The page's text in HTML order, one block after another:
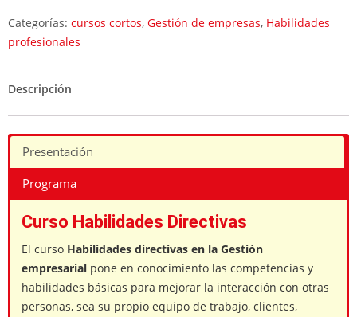
cantidad
Categorías: cursos cortos, Gestión de empresas, Habilidades
profesionales
Descripción
Presentación
Programa
Curso Habilidades Directivas
El curso Habilidades directivas en la Gestión
empresarial pone en conocimiento las competencias y
habilidades básicas para mejorar la interacción con otras
personas, sea su propio equipo de trabajo, clientes,